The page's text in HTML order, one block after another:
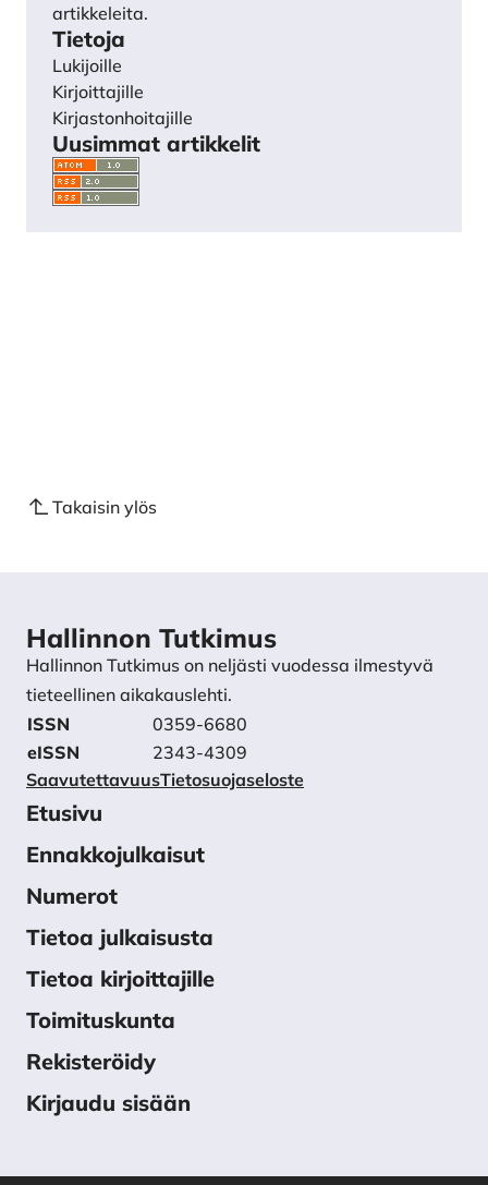
artikkeleita.
Tietoja
Lukijoille
Kirjoittajille
Kirjastonhoitajille
Uusimmat artikkelit
Takaisin ylös
Hallinnon Tutkimus
Hallinnon Tutkimus on neljästi vuodessa ilmestyvä
tieteellinen aikakauslehti.
ISSN
0359-6680
eISSN
2343-4309
SaavutettavuusTietosuojaseloste
Etusivu
Ennakkojulkaisut
Numerot
Tietoa julkaisusta
Tietoa kirjoittajille
Toimituskunta
Rekisteröidy
Kirjaudu sisään